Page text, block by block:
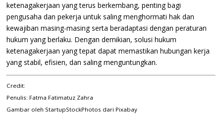
ketenagakerjaan yang terus berkembang, penting bagi
pengusaha dan pekerja untuk saling menghormati hak dan
kewajiban masing-masing serta beradaptasi dengan peraturan
hukum yang berlaku. Dengan demikian, solusi hukum
ketenagakerjaan yang tepat dapat memastikan hubungan kerja
yang stabil, efisien, dan saling menguntungkan.
Credit:
Penulis: Fatma Fatimatuz Zahra
Gambar oleh StartupStockPhotos dari Pixabay